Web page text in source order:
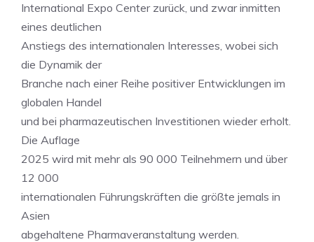
International Expo Center zurück, und zwar inmitten
eines deutlichen
Anstiegs des internationalen Interesses, wobei sich
die Dynamik der
Branche nach einer Reihe positiver Entwicklungen im
globalen Handel
und bei pharmazeutischen Investitionen wieder erholt.
Die Auflage
2025 wird mit mehr als 90 000 Teilnehmern und über
12 000
internationalen Führungskräften die größte jemals in
Asien
abgehaltene Pharmaveranstaltung werden.